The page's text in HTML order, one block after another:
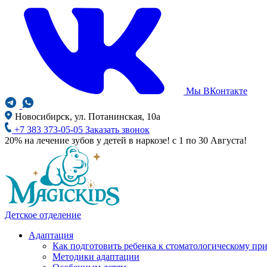
Мы ВКонтакте
Новосибирск, ул. Потанинская, 10а
+7 383 373-05-05 Заказать звонок
20% на лечение зубов у детей в наркозе! с 1 по 30 Августа!
Детское отделение
Адаптация
Как подготовить ребенка к стоматологическому
Методики адаптации